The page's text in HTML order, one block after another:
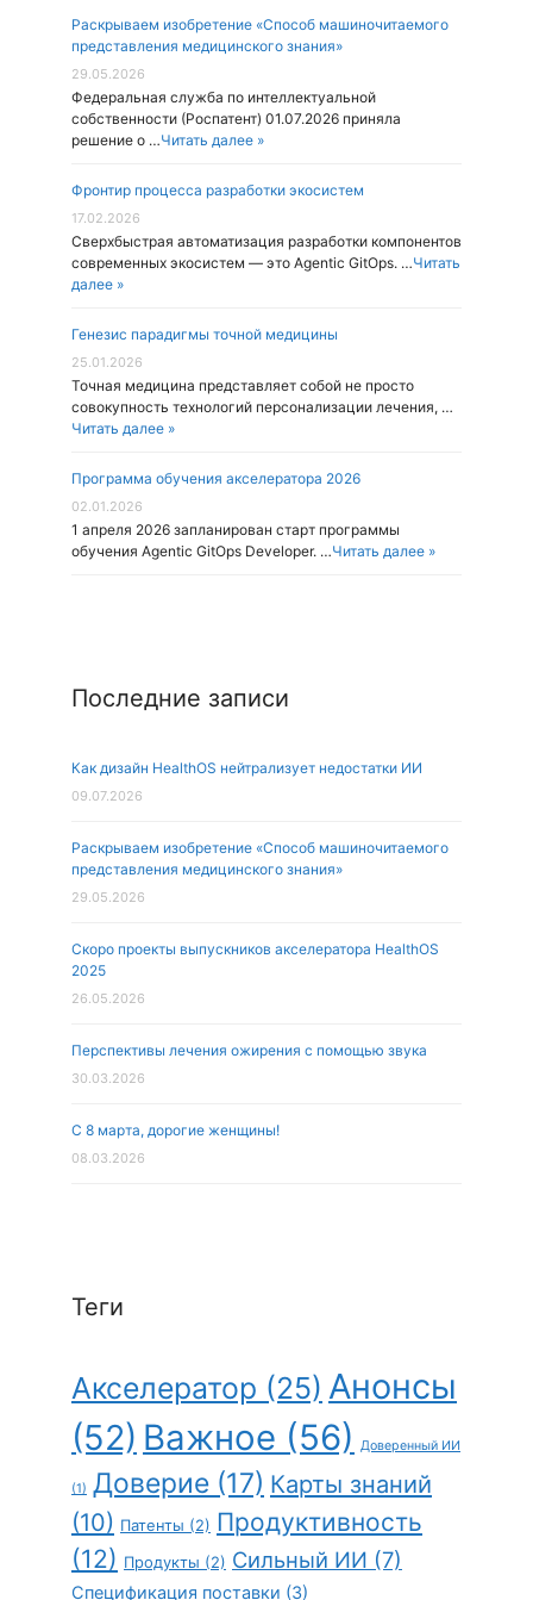
Раскрываем изобретение «Способ машиночитаемого
представления медицинского знания»
29.05.2026
Федеральная служба по интеллектуальной
собственности (Роспатент) 01.07.2026 приняла
решение о …Читать далее »
Фронтир процесса разработки экосистем
17.02.2026
Cверхбыстрая автоматизация разработки компонентов
современных экосистем — это Agentic GitOps. …Читать
далее »
Генезис парадигмы точной медицины
25.01.2026
Точная медицина представляет собой не просто
совокупность технологий персонализации лечения, …
Читать далее »
Программа обучения акселератора 2026
02.01.2026
1 апреля 2026 запланирован старт программы
обучения Agentic GitOps Developer. …Читать далее »
Последние записи
Как дизайн HealthOS нейтрализует недостатки ИИ
09.07.2026
Раскрываем изобретение «Способ машиночитаемого
представления медицинского знания»
29.05.2026
Скоро проекты выпускников акселератора HealthOS
2025
26.05.2026
Перспективы лечения ожирения с помощью звука
30.03.2026
С 8 марта, дорогие женщины!
08.03.2026
Теги
Акселератор (25) Анонсы
(52) Важное (56) Доверенный ИИ
(1) Доверие (17) Карты знаний
(10) Патенты (2) Продуктивность
(12) Продукты (2) Сильный ИИ (7)
Спецификация поставки (3)